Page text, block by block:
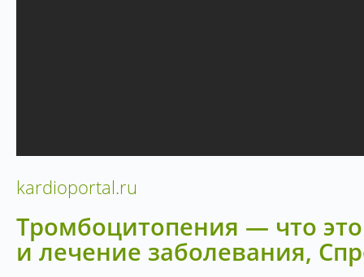
kardioportal.ru
Тромбоцитопения — что
и лечение заболевания,